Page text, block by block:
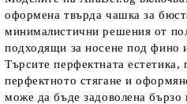
оформена твърда чашка за
минималистични решения от
подходящи за носене под фино
Търсите перфектната естетика,
перфектното стягане и
може да бъде задоволена бързо